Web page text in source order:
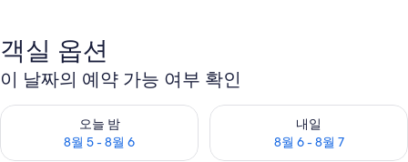
리
객실 옵션
이 날짜의 예약 가능 여부 확인
오늘 밤
8월 5 - 8월 6
오늘 밤 예약 가능 여부 확인, 8월 5 - 8월 6
내일
8월 6 - 8월 7
내일 예약 가능 여부 확인, 8월